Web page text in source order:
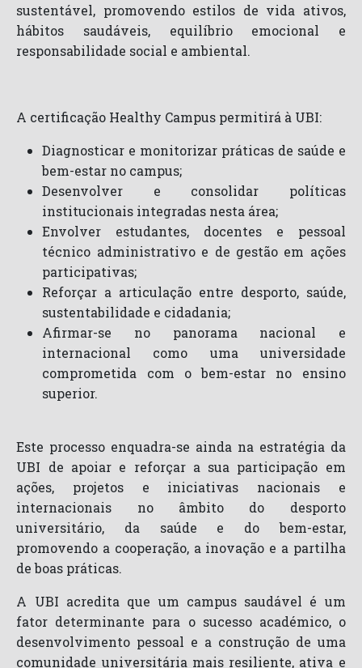
sustentável, promovendo estilos de vida ativos,
hábitos saudáveis, equilíbrio emocional e
responsabilidade social e ambiental.
A certificação Healthy Campus permitirá à UBI:
Diagnosticar e monitorizar práticas de saúde e
bem-estar no campus;
Desenvolver e consolidar políticas
institucionais integradas nesta área;
Envolver estudantes, docentes e pessoal
técnico administrativo e de gestão em ações
participativas;
Reforçar a articulação entre desporto, saúde,
sustentabilidade e cidadania;
Afirmar-se no panorama nacional e
internacional como uma universidade
comprometida com o bem-estar no ensino
superior.
Este processo enquadra-se ainda na estratégia da
UBI de apoiar e reforçar a sua participação em
ações, projetos e iniciativas nacionais e
internacionais no âmbito do desporto
universitário, da saúde e do bem-estar,
promovendo a cooperação, a inovação e a partilha
de boas práticas.
A UBI acredita que um campus saudável é um
fator determinante para o sucesso académico, o
desenvolvimento pessoal e a construção de uma
comunidade universitária mais resiliente, ativa e